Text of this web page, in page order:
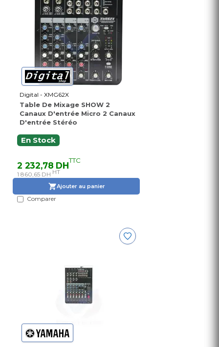
Digital - XMG62X
Table De Mixage SHOW 2
Canaux D'entrée Micro 2 Canaux
D'entrée Stéréo
En Stock
2 232,78 DHTTC
1 860,65 DH HT
Ajouter au panier
Comparer